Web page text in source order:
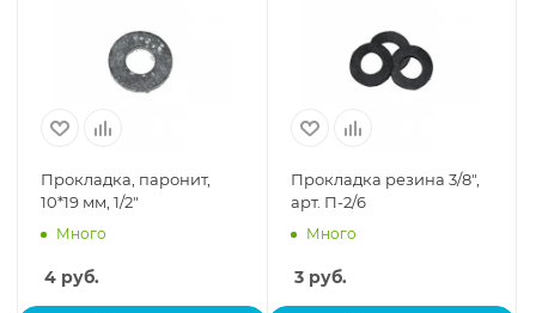
Прокладка, паронит,
10*19 мм, 1/2"
Много
4 руб.
Прокладка резина 3/8",
арт. П-2/6
Много
3руб.